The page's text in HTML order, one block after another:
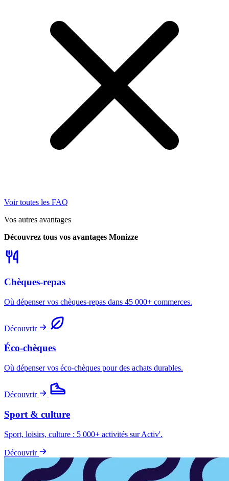
Voir toutes les FAQ
Vos autres avantages
Découvrez tous vos avantages Monizze
Chèques-repas
Où dépenser vos chèques-repas dans 45 000+ commerces.
Découvrir
Éco-chèques
Où dépenser vos éco-chèques pour des achats durables.
Découvrir
Sport & culture
Sport, loisirs, culture : 5 000+ activités sur Activ'.
Découvrir